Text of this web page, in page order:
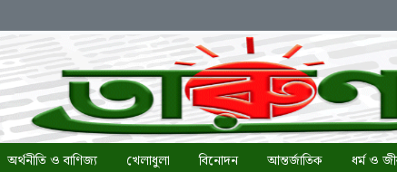
অর্থনীতি ও বাণিজ্য খেলাধুলা বিনোদন আন্তর্জাতিক ধর্ম ও